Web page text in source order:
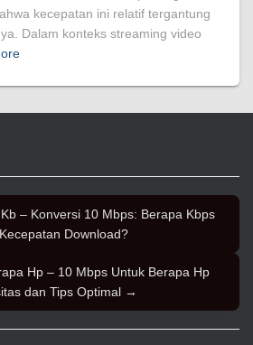
kecepatan ini relatif tergantung
Dalam konteks streaming video
– Konversi 10 Mbps: Berapa Kbps
Download?
Hp – 10 Mbps Untuk Berapa Hp
dan Tips Optimal →